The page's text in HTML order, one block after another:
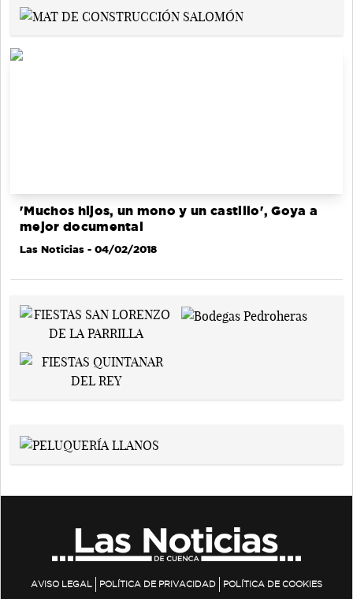
'Muchos hijos, un mono y un castillo', Goya a
mejor documental
Las Noticias - 04/02/2018
AVISO LEGAL POLÍTICA DE PRIVACIDAD POLÍTICA DE COOKIES